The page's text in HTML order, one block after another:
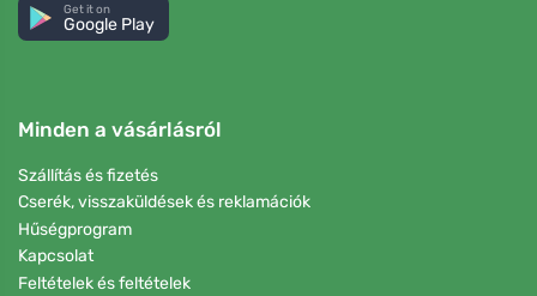
Get it on
Google Play
Minden a vásárlásról
Szállítás és fizetés
Cserék, visszaküldések és reklamációk
Hűségprogram
Kapcsolat
Feltételek és feltételek